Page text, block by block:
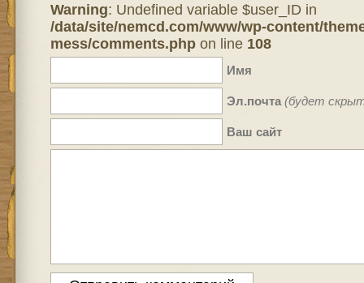
Warning: Undefined variable $user_ID in
/data/site/nemcd.com/www/wp-content/
mess/comments.phpon line 108
Имя
Эл.почта (будет
Ваш сайт